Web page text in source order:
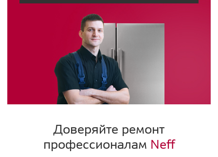
Доверяйте ремонт
профессионалам Neff